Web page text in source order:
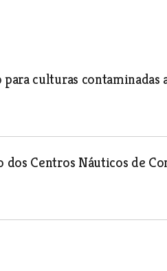
culturas
dos Centros Náuticos de